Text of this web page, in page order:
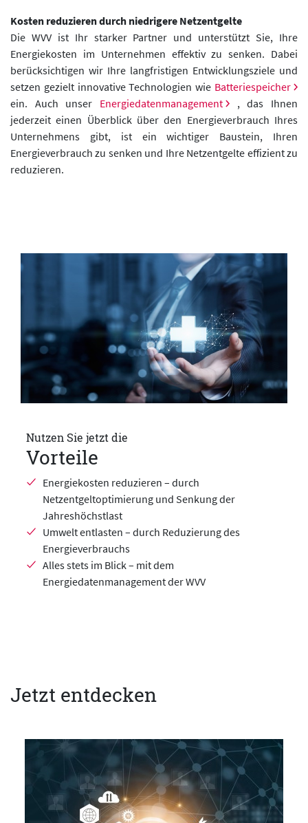
Kosten reduzieren durch niedrigere Netzentgelte
Die WVV ist Ihr starker Partner und unterstützt Sie, Ihre
Energiekosten im Unternehmen effektiv zu senken. Dabei
berücksichtigen wir Ihre langfristigen Entwicklungsziele und
setzen gezielt innovative Technologien wie Batteriespeicher
ein. Auch unser Energiedatenmanagement
, das Ihnen
jederzeit einen Überblick über den Energieverbrauch Ihres
Unternehmens gibt, ist ein wichtiger Baustein, Ihren
Energieverbrauch zu senken und Ihre Netzentgelte effizient zu
reduzieren.
Nutzen Sie jetzt die
Vorteile
Energiekosten reduzieren – durch
Netzentgeltoptimierung und Senkung der
Jahreshöchstlast
Umwelt entlasten – durch Reduzierung des
Energieverbrauchs
Alles stets im Blick – mit dem
Energiedatenmanagement der WVV
Jetzt entdecken